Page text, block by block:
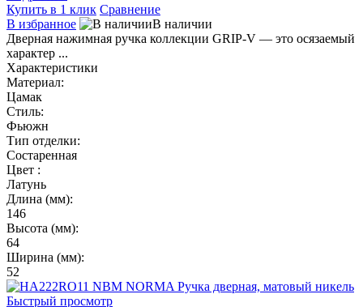
Купить в 1 клик Сравнение
В избранное
В наличии
Дверная нажимная ручка коллекции GRIP-V — это осязаемый
характер ...
Характеристики
Материал:
Цамак
Стиль:
Фьюжн
Тип отделки:
Состаренная
Цвет :
Латунь
Длина (мм):
146
Высота (мм):
64
Ширина (мм):
52
Быстрый просмотр